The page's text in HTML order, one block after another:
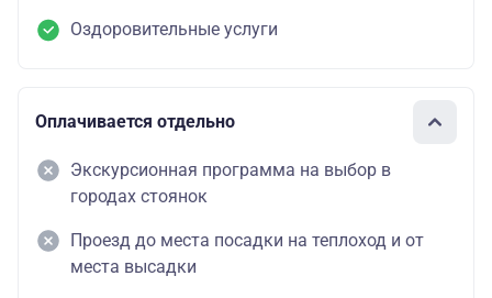
Оздоровительные услуги
Оплачивается отдельно
Экскурсионная программа на выбор в
городах стоянок
Проезд до места посадки на теплоход и от
места высадки